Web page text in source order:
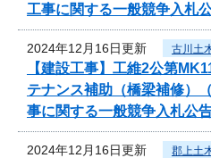
工事に関する一般競争入札
2024年12月16日更新 古川土
【建設工事】工維2公第
テナンス補助（橋梁補修）
事に関する一般競争入札公
2024年12月16日更新 郡上土